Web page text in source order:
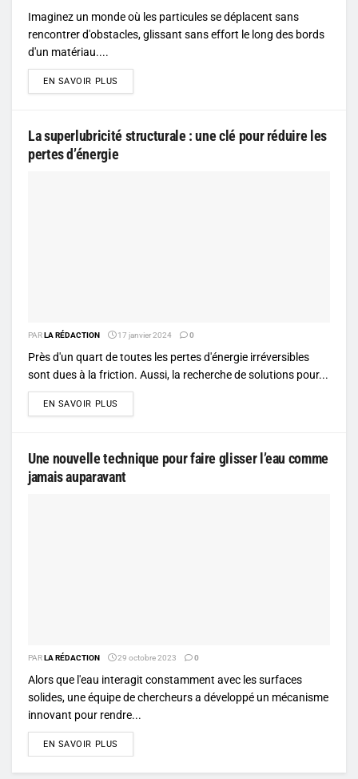
Imaginez un monde où les particules se déplacent sans
rencontrer d'obstacles, glissant sans effort le long des bords
d'un matériau....
EN SAVOIR PLUS
La superlubricité structurale : une clé pour réduire les
pertes d’énergie
PARLA RÉDACTION 17 janvier 2024 0
Près d'un quart de toutes les pertes d'énergie irréversibles
sont dues à la friction. Aussi, la recherche de solutions pour...
EN SAVOIR PLUS
Une nouvelle technique pour faire glisser l’eau comme
jamais auparavant
PARLA RÉDACTION 29 octobre 2023 0
Alors que l'eau interagit constamment avec les surfaces
solides, une équipe de chercheurs a développé un mécanisme
innovant pour rendre...
EN SAVOIR PLUS